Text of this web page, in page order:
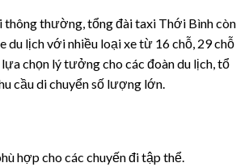
thông thường, tổng đài taxi Thới Bình còn
du lịch với nhiều loại xe từ 16 chỗ, 29 chỗ
chọn lý tưởng cho các đoàn du lịch, tổ
cầu di chuyển số lượng lớn.
hợp cho các chuyến đi tập thể.